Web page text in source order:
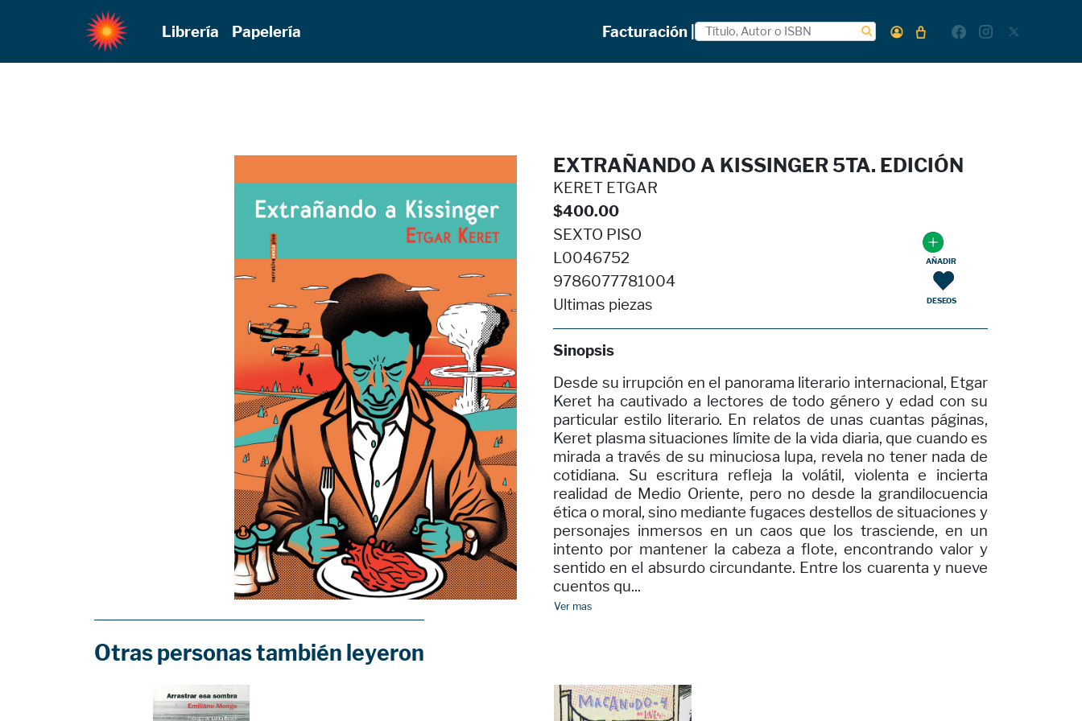
Librería Papelería Facturación |
EXTRAÑANDO A KISSINGER 5TA. EDICIÓN
KERET ETGAR
$400.00
SEXTO PISO
L0046752
9786077781004
Ultimas piezas
Sinopsis
AÑADIR
DESEOS
Desde su irrupción en el panorama literario internacional, Etgar
Keret ha cautivado a lectores de todo género y edad con su
particular estilo literario. En relatos de unas cuantas páginas,
Keret plasma situaciones límite de la vida diaria, que cuando es
mirada a través de su minuciosa lupa, revela no tener nada de
cotidiana. Su escritura refleja la volátil, violenta e incierta
realidad de Medio Oriente, pero no desde la grandilocuencia
ética o moral, sino mediante fugaces destellos de situaciones y
personajes inmersos en un caos que los trasciende, en un
intento por mantener la cabeza a flote, encontrando valor y
sentido en el absurdo circundante. Entre los cuarenta y nueve
cuentos qu...
Ver mas
Otras personas también leyeron